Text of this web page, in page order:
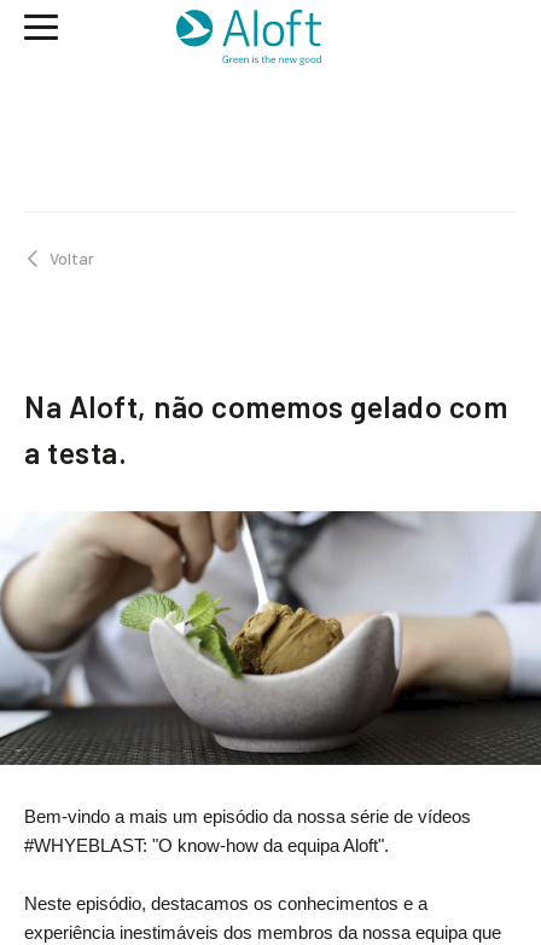
Voltar
Na Aloft, não comemos gelado com
a testa.
Bem-vindo a mais um episódio da nossa série de vídeos
#WHYEBLAST: "O know-how da equipa Aloft".
Neste episódio, destacamos os conhecimentos e a
experiência inestimáveis dos membros da nossa equipa que